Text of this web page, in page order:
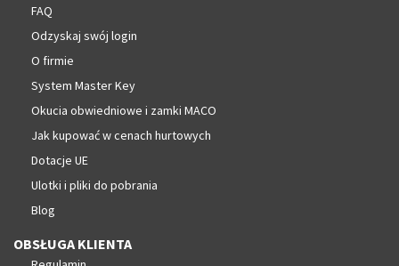
FAQ
Odzyskaj swój login
O firmie
System Master Key
Okucia obwiedniowe i zamki MACO
Jak kupować w cenach hurtowych
Dotacje UE
Ulotki i pliki do pobrania
Blog
OBSŁUGA KLIENTA